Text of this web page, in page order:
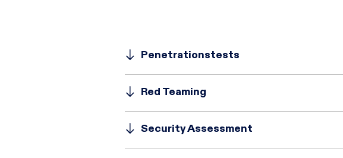
Penetrationstests
Red Teaming
Security Assessment